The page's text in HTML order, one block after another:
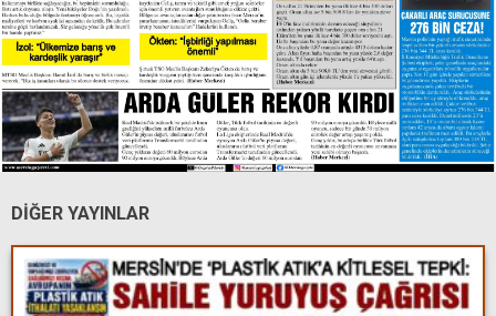
DİĞER YAYINLAR